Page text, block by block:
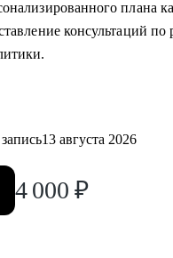
плана
консультаций
13 августа 2026
4 000 ₽